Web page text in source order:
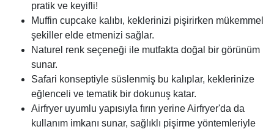
pratik ve keyifli!
Muffin cupcake kalıbı, keklerinizi pişirirken mükemmel
şekiller elde etmenizi sağlar.
Naturel renk seçeneği ile mutfakta doğal bir görünüm
sunar.
Safari konseptiyle süslenmiş bu kalıplar, keklerinize
eğlenceli ve tematik bir dokunuş katar.
Airfryer uyumlu yapısıyla fırın yerine Airfryer'da da
kullanım imkanı sunar, sağlıklı pişirme yöntemleriyle